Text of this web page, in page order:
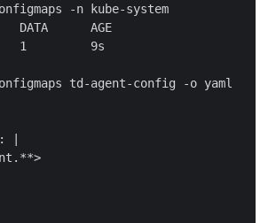
-n kube-system
DATA      AGE
1         9s
td-agent-config -o yaml
|